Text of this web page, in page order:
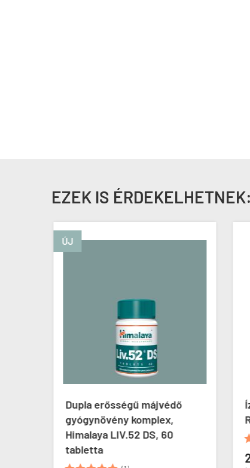
EZEK IS ÉRDEKELHETNEK:
ÚJ
Dupla erősségű májvédő
gyógynövény komplex,
Himalaya LIV.52 DS, 60
tabletta